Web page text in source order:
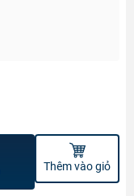
Thêm vào giỏ